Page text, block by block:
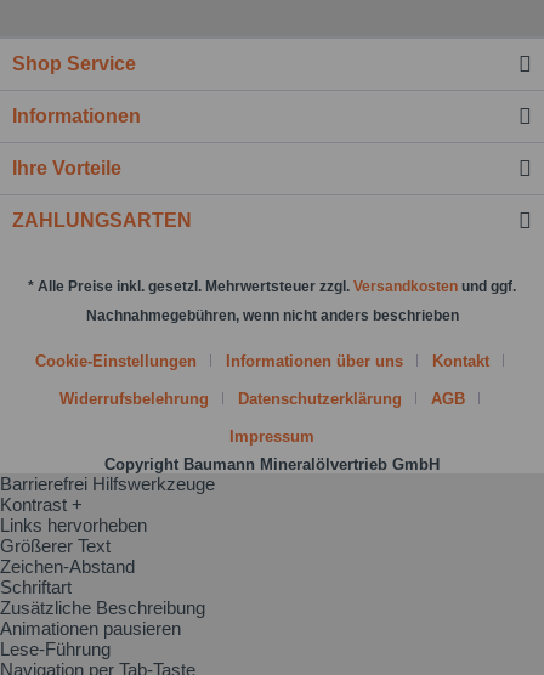
Ich habe die
Felder mit * sind Pflichtfelder.
Nachricht senden
Shop Service
Informationen
Ihre Vorteile
ZAHLUNGSARTEN
* Alle Preise inkl. gesetzl. Mehrwertsteuer zzgl. Versandkosten und ggf.
Nachnahmegebühren, wenn nicht anders beschrieben
Cookie-Einstellungen Informationen über uns Kontakt
Widerrufsbelehrung Datenschutzerklärung AGB
Impressum
Copyright Baumann Mineralölvertrieb GmbH
Barrierefrei Hilfswerkzeuge
Kontrast +
Links hervorheben
Größerer Text
Zeichen-Abstand
Schriftart
Zusätzliche Beschreibung
Animationen pausieren
Lese-Führung
Navigation per Tab-Taste